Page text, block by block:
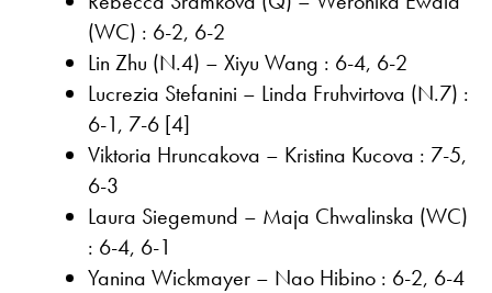
(WC) : 6-2, 6-2
Lin Zhu (N.4) – Xiyu Wang : 6-4, 6-2
Lucrezia Stefanini – Linda Fruhvirtova (N.7) :
6-1, 7-6 [4]
Viktoria Hruncakova – Kristina Kucova : 7-5,
6-3
Laura Siegemund – Maja Chwalinska (WC)
: 6-4, 6-1
Yanina Wickmayer – Nao Hibino : 6-2, 6-4